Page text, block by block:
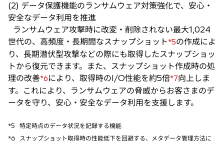
(2) データ保護機能のランサムウェア対策強化で、安心・
安全なデータ利用を推進
ランサムウェア攻撃時に改変・削除されない最大1,024
世代の、高頻度・長期間なスナップショット*5の作成によ
り、長期潜伏型攻撃などの際にも取得したスナップショッ
トから復元できます。また、スナップショット作成時の処
理の改善*6により、取得時のI/O性能を約5倍*7向上しま
す。これにより、ランサムウェアの脅威からお客さまのデ
ータを守り、安心・安全なデータ利用を支援します。
*5
特定時点のデータ状況を記録する機能
*6
スナップショット取得時の性能低下を回避する、メタデータ管理方法に